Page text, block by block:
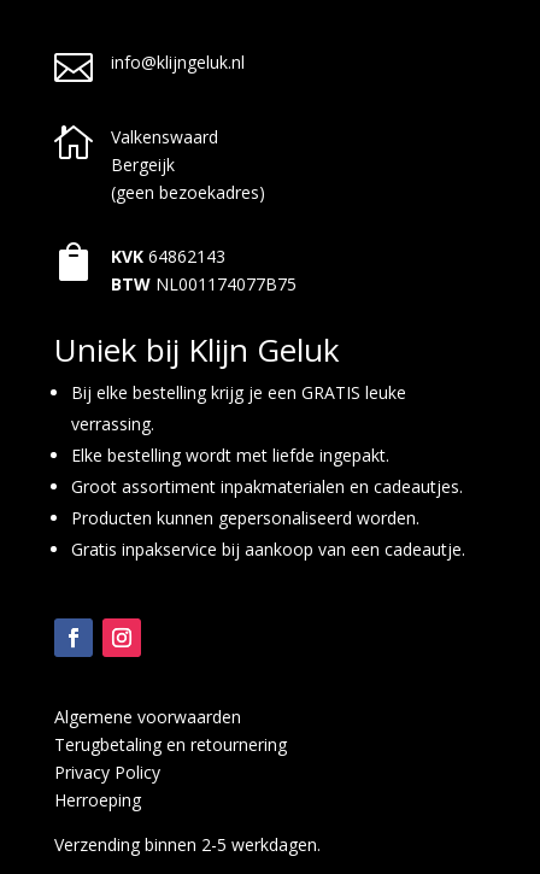
 info@klijngeluk.nl

Valkenswaard
Bergeijk
(geen bezoekadres)
 KVK 64862143
BTW NL001174077B75
Uniek bij Klijn Geluk
Bij elke bestelling krijg je een GRATIS leuke
verrassing.
Elke bestelling wordt met liefde ingepakt.
Groot assortiment inpakmaterialen en cadeautjes.
Producten kunnen gepersonaliseerd worden.
Gratis inpakservice bij aankoop van een cadeautje.
Algemene voorwaarden
Terugbetaling en retournering
Privacy Policy
Herroeping
Verzending binnen 2-5 werkdagen.